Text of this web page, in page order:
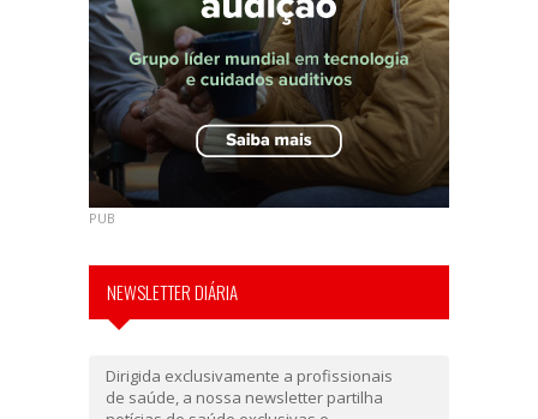
PUB
NEWSLETTER DIÁRIA
Dirigida exclusivamente a profissionais
de saúde, a nossa newsletter partilha